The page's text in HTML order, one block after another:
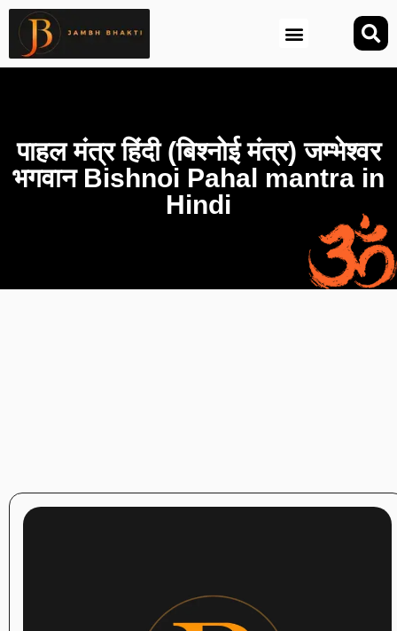
पाहल मंत्र हिंदी (बिश्नोई मंत्र) जम्भेश्वर
भगवान Bishnoi Pahal mantra in
Hindi